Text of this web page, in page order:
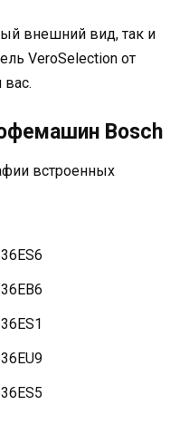
внешний вид, так и
VeroSelection от
Bosch
встроенных